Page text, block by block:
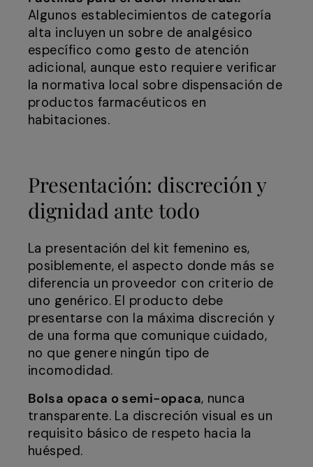
Algunos establecimientos de categoría
alta incluyen un sobre de analgésico
específico como gesto de atención
adicional, aunque esto requiere verificar
la normativa local sobre dispensación de
productos farmacéuticos en
habitaciones.
Presentación: discreción y
dignidad ante todo
La presentación del kit femenino es,
posiblemente, el aspecto donde más se
diferencia un proveedor con criterio de
uno genérico. El producto debe
presentarse con la máxima discreción y
de una forma que comunique cuidado,
no que genere ningún tipo de
incomodidad.
Bolsa opaca o semi-opaca, nunca
transparente. La discreción visual es un
requisito básico de respeto hacia la
huésped.